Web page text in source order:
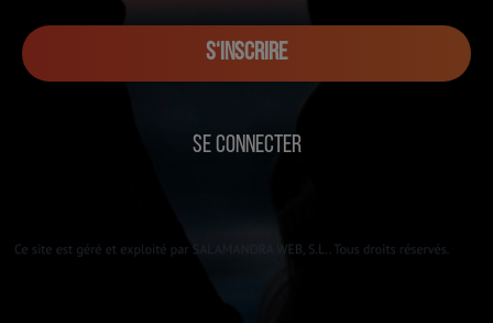
S‘INSCRIRE
SE CONNECTER